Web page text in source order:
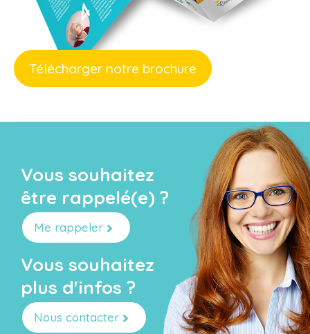
Télécharger notre brochure
Vous souhaitez
être rappelé(e) ?
Me rappeler
Vous souhaitez
plus d'infos ?
Nous contacter